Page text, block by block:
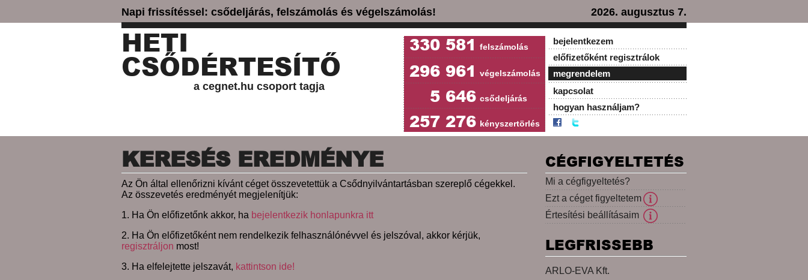
Napi frissítéssel: csődeljárás, felszámolás és végelszámolás! 2026. augusztus 7.
HETI
CSŐDÉRTESÍTŐ
a cegnet.hu csoport tagja
330 581 felszámolás
296 961 végelszámolás
5 646 csődeljárás
257 276 kényszertörlés
bejelentkezem
előfizetőként regisztrálok
megrendelem
kapcsolat
hogyan használjam?
KERESÉS EREDMÉNYE
Az Ön által ellenőrizni kívánt céget összevetettük a Csődnyilvántartásban szereplő cégekkel.
Az összevetés eredményét megjelenítjük:
1. Ha Ön előfizetőnk akkor, ha bejelentkezik honlapunkra itt
2. Ha Ön előfizetőként nem rendelkezik felhasználónévvel és jelszóval, akkor kérjük,
regisztráljon most!
3. Ha elfelejtette jelszavát, kattintson ide!
CÉGFIGYELTETÉS
Mi a cégfigyeltetés?
Ezt a céget figyeltetem
Értesítési beállításaim
LEGFRISSEBB
ARLO-EVA Kft.